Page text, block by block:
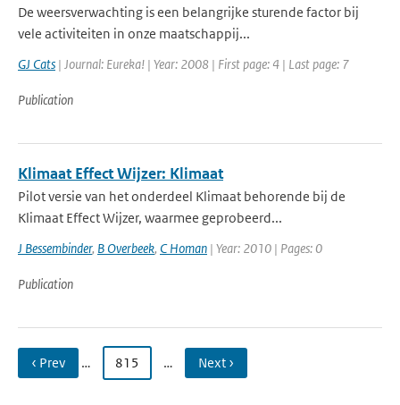
De weersverwachting is een belangrijke sturende factor bij
vele activiteiten in onze maatschappij...
GJ Cats | Journal: Eureka! | Year: 2008 | First page: 4 | Last page: 7
Publication
Klimaat Effect Wijzer: Klimaat
Pilot versie van het onderdeel Klimaat behorende bij de
Klimaat Effect Wijzer, waarmee geprobeerd...
J Bessembinder, B Overbeek, C Homan | Year: 2010 | Pages: 0
Publication
‹ Prev … 815 … Next ›